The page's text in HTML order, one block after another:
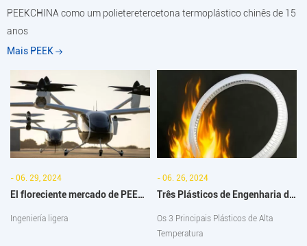
PEEKCHINA como um polieteretercetona termoplástico chinês de 15
anos
Mais PEEK
- 06. 29, 2024
El floreciente mercado de PEEK
en China: una nueva era para la
Ingeniería ligera
- 06. 26, 2024
Três Plásticos de Engenharia de
Alta Temperatura Populares
Os 3 Principais Plásticos de Alta
Temperatura